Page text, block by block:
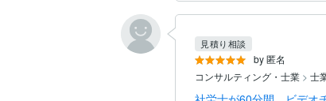
by 匿名
見積り相談
コンサルティング・士業 > 士